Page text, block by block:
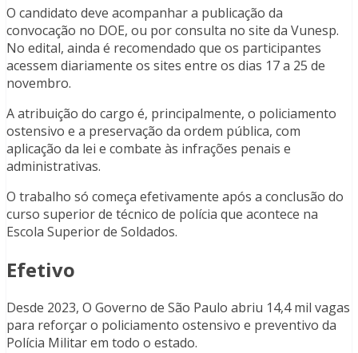
O candidato deve acompanhar a publicação da
convocação no DOE, ou por consulta no site da Vunesp.
No edital, ainda é recomendado que os participantes
acessem diariamente os sites entre os dias 17 a 25 de
novembro.
A atribuição do cargo é, principalmente, o policiamento
ostensivo e a preservação da ordem pública, com
aplicação da lei e combate às infrações penais e
administrativas.
O trabalho só começa efetivamente após a conclusão do
curso superior de técnico de polícia que acontece na
Escola Superior de Soldados.
Efetivo
Desde 2023, O Governo de São Paulo abriu 14,4 mil vagas
para reforçar o policiamento ostensivo e preventivo da
Polícia Militar em todo o estado.